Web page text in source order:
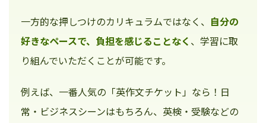
一方的な押しつけのカリキュラムではなく、 自分の
好きなペースで、負担を感じることなく 、学習に取
り組んでいただくことが可能です。
例えば、一番人気の「英作文チケット」なら！日
常・ビジネスシーンはもちろん、英検・受験などの